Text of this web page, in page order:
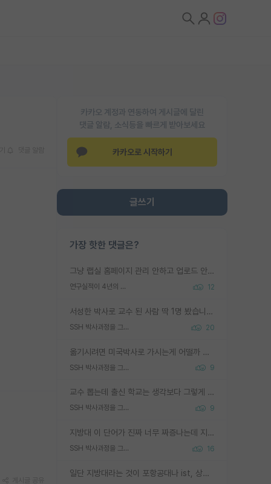
카카오 계정과 연동하여 게시글에 달린
댓글 알람, 소식등을 빠르게 받아보세요
카카오로 시작하기
글쓰기
가장 핫한 댓글은?
그냥 랩실 홈페이지 관리 안하고 업로드 안한거 아님?
연구실적이 4년의 공백이 있는거 어떻게 생각하냐 12
서성한 박사로 교수 된 사람 딱 1명 봤습니다. 근데 지방대 박사로 교수된 거는 기적이 일어나야되요. 서성한 학부부터여도 빡센게 교수임용일텐데 지방대박사로 무슨 교수가 되나요...... 중소기업/중견기업 팀장급/연구소장급이나 될거 같네요.
SSH 박사과정을 그만두고 지방대 박사로 옮기면 교수의 꿈은 끝일까요? 20
옮기시려면 미국박사로 가시는게 어떨까 싶네요. 교수가 꿈이면 미국박사 하고 미국교수 까지 같이 노리시는게 기회가 많지 않을까요?
SSH 박사과정을 그만두고 지방대 박사로 옮기면 교수의 꿈은 끝일까요? 9
교수 뽑는데 출신 학교는 생각보다 그렇게 안 봄. 앞으로는 더 안 보게 될거임. 박사는 어디서 진행해도 됨. 단, 제대로 쌓고 좋은 실적 만들 수 있다면. 그런데 지방대는 그럴 가능성이 지극히 낮음. 나만 열심히 잘 하면 된다? 인간은 주변 환경에 지배되는 나약한 존재임. 주변의 지방대 대학원생과 섞이고 지방 특유의 여유로움 또는 나쁘게 얘기해서 나태함에 젖어 살다보면 교수의 꿈 자체를 잊어버리게 될 가능성도 있음. 주변 환경이 70~80%임.
SSH 박사과정을 그만두고 지방대 박사로 옮기면 교수의 꿈은 끝일까요? 9
지방대 이 단어가 진짜 너무 짜증나는데 지방대면 다 그냥 쓰레기인가요? 무슨 말 같지도 않은 댓글들이 있는건지??? 지방에도 충분히 좋은 대학 많고 충분히 잘하는 교수님들 많습니다 포항공대 4개 IST 대표 지거국들 여기 모두 다 지방에 있고 여기 출신들 중에 교수하는 분들 적지 않습니다 지거국 출신이 무슨 교수를 하냐?라고 생각할 사람들 많은데 상위 대표 지거국에 아웃라이어들 많습니다 결국 개인의 연구역량과 실적이 중요합니다 이 역량을 펼치는데 있어서 지도교수와의 합도 중요합니다. 그리고 경력이 필요하면 해외포닥까지 다녀오세요
SSH 박사과정을 그만두고 지방대 박사로 옮기면 교수의 꿈은 끝일까요? 16
일단 지방대라는 것이 포항공대나 ist, 상위 지거국은 아니라고 생각하겠습니다. 그런곳은 서성한에 비해 소위 대학 네임밸류가 크게 뒤떨어지지는 않으니까요. 대학 이름이 중요하냐? 당연합니다. 대학 이름이 좋아서 좋은 아웃풋이 나오는 것이냐, 좋은 대학은 좋은 사람과 좋은 기회가 몰려있으니 아웃풋도 자연스럽게 좋아지는 것이냐? 대답하기 어려운 문제입니다. 아직 한국 사회에서 학벌을 보는 것도, 특히 이공계를 중심으로 학벌보다는 실적 위주라는 분위기가 형성되는 것도 사실입니다. 지방대 출신으로 전임교수가 될수 있느냐? 가능 불가능을 따지면 당연히 가능입니다. 지방대 박사 출신으로 전임교원이 된 경우가 실제로 있으니까요. 현실적인 가능성이 있느냐? 지금 이정도 대학의 교수가 되고싶다고 생각되는 대학 들어가서 컴공과 교수 목록 켜고 박사 어디서 받았는지 쭉 한번 보세요. 냉정하게 지방대 출신인 분들이 많지는 않으실겁니다.